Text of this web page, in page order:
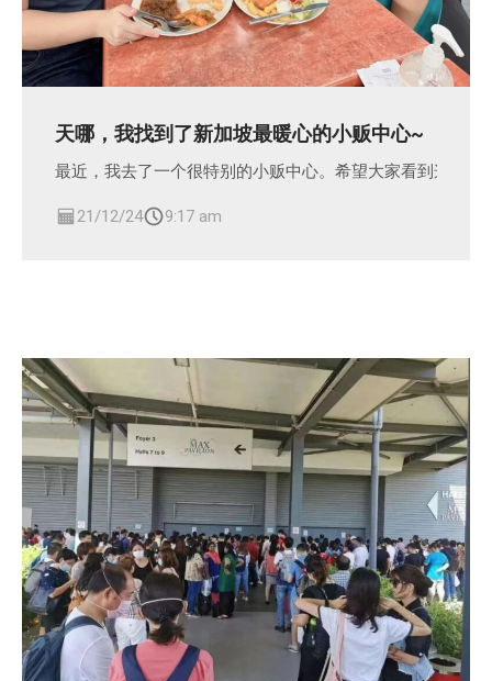
天哪，我找到了新加坡最暖心的小贩中心~
最近，我去了一个很特别的小贩中心。希望大家看到这篇
21/12/24 9:17 am